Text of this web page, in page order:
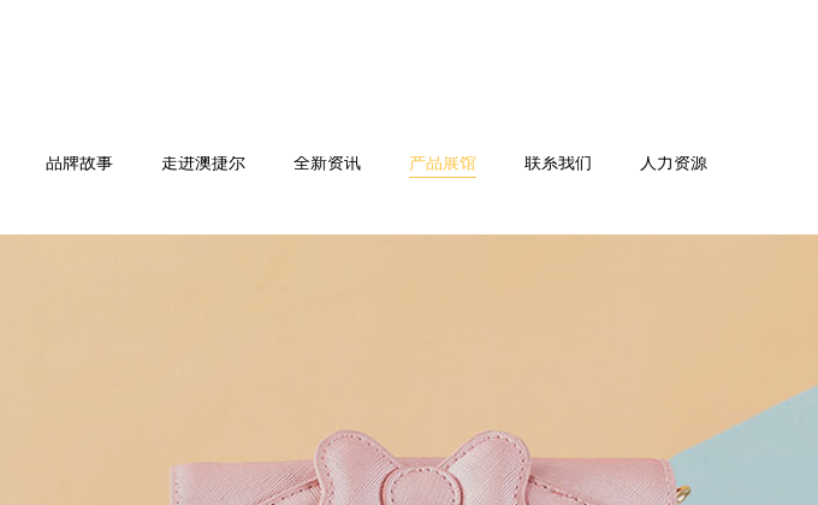
品牌故事 走进澳捷尔 全新资讯 产品展馆 联系我们 人力资源